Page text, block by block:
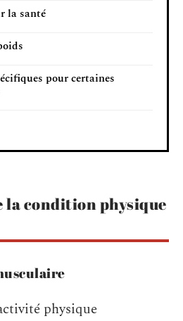
la santé
pour certaines
condition physique
physique